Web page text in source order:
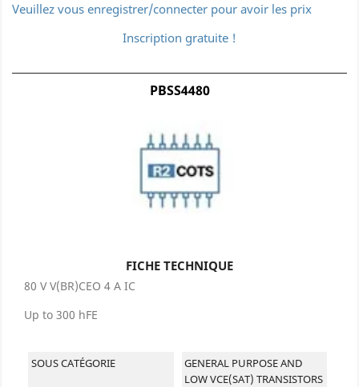
Veuillez vous enregistrer/connecter pour avoir les prix
Inscription gratuite !
PBSS4480
FICHE TECHNIQUE
80 V V(BR)CEO 4 A IC
Up to 300 hFE
SOUS CATÉGORIE
GENERAL PURPOSE AND
LOW VCE(SAT) TRANSISTORS